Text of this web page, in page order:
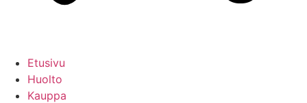
Etusivu
Huolto
Kauppa